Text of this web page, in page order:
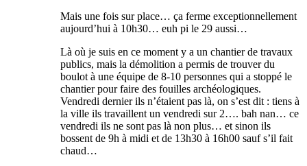
Mais une fois sur place… ça ferme exceptionnellement
aujourd’hui à 10h30… euh pi le 29 aussi…
Là où je suis en ce moment y a un chantier de travaux
publics, mais la démolition a permis de trouver du
boulot à une équipe de 8-10 personnes qui a stoppé le
chantier pour faire des fouilles archéologiques.
Vendredi dernier ils n’étaient pas là, on s’est dit : tiens à
la ville ils travaillent un vendredi sur 2…. bah nan… ce
vendredi ils ne sont pas là non plus… et sinon ils
bossent de 9h à midi et de 13h30 à 16h00 sauf s’il fait
chaud…